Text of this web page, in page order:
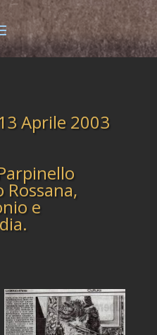
Aprile 2003
Rossana,
e